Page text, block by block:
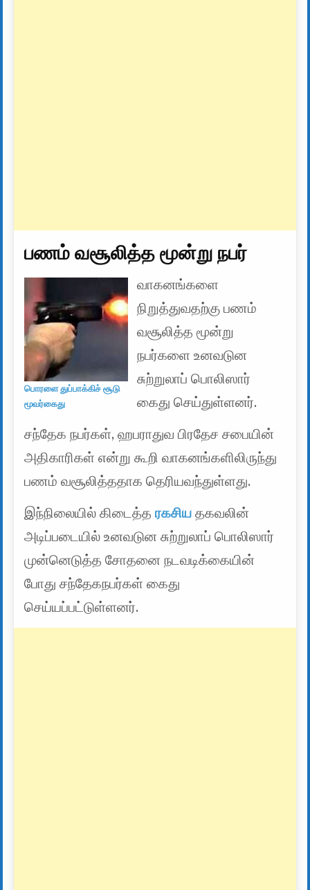
பணம் வசூலித்த மூன்று நபர்
பொரளை துப்பாக்கிச் சூடு
மூவர்கைது
வாகனங்களை
நிறுத்துவதற்கு பணம்
வசூலித்த மூன்று
நபர்களை உனவடுன
சுற்றுலாப் பொலிஸார்
கைது செய்துள்ளனர்.
சந்தேக நபர்கள், ஹபராதுவ பிரதேச சபையின்
அதிகாரிகள் என்று கூறி வாகனங்களிலிருந்து
பணம் வசூலித்ததாக தெரியவந்துள்ளது.
இந்நிலையில் கிடைத்தரகசிய தகவலின்
அடிப்படையில் உனவடுன சுற்றுலாப் பொலிஸார்
முன்னெடுத்த சோதனை நடவடிக்கையின்
போது சந்தேகநபர்கள் கைது
செய்யப்பட்டுள்ளனர்.